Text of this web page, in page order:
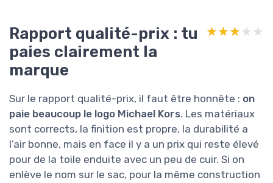
Rapport qualité-prix : tu
paies clairement la
marque
★★★★★
★★★★★
Sur le rapport qualité-prix, il faut être honnête : on
paie beaucoup le logo Michael Kors. Les matériaux
sont corrects, la finition est propre, la durabilité a
l’air bonne, mais en face il y a un prix qui reste élevé
pour de la toile enduite avec un peu de cuir. Si on
enlève le nom sur le sac, pour la même construction